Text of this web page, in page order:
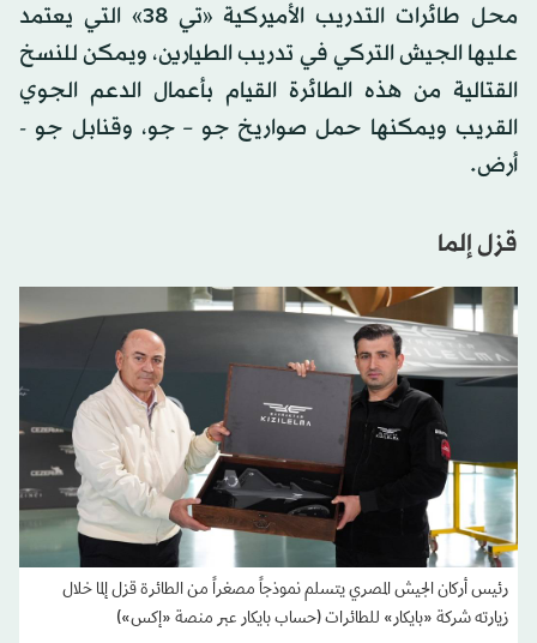
محل طائرات التدريب الأميركية «تي 38» التي يعتمد
عليها الجيش التركي في تدريب الطيارين، ويمكن للنسخ
القتالية من هذه الطائرة القيام بأعمال الدعم الجوي
القريب ويمكنها حمل صواريخ جو – جو، وقنابل جو -
أرض.
قزل إلما
رئيس أركان الجيش المصري يتسلم نموذجاً مصغراً من الطائرة قزل إلما خلال
زيارته شركة «بايكار» للطائرات (حساب بايكار عبر منصة «إكس»)